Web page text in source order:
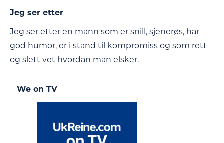
Jeg ser etter
Jeg ser etter en mann som er snill, sjenerøs, har
god humor, er i stand til kompromiss og som rett
og slett vet hvordan man elsker.
We on TV